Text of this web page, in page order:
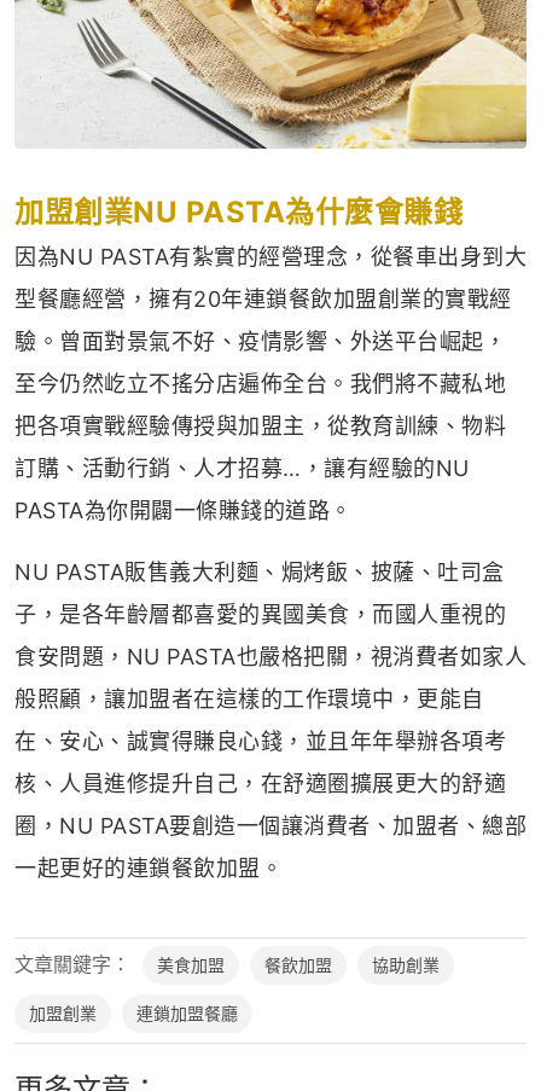
加盟創業NU PASTA為什麼會賺錢
因為NU PASTA有紮實的經營理念，從餐車出身到大
型餐廳經營，擁有20年連鎖餐飲加盟創業的實戰經
驗。曾面對景氣不好、疫情影響、外送平台崛起，
至今仍然屹立不搖分店遍佈全台。我們將不藏私地
把各項實戰經驗傳授與加盟主，從教育訓練、物料
訂購、活動行銷、人才招募…，讓有經驗的NU
PASTA為你開闢一條賺錢的道路。
NU PASTA販售義大利麵、焗烤飯、披薩、吐司盒
子，是各年齡層都喜愛的異國美食，而國人重視的
食安問題，NU PASTA也嚴格把關，視消費者如家人
般照顧，讓加盟者在這樣的工作環境中，更能自
在、安心、誠實得賺良心錢，並且年年舉辦各項考
核、人員進修提升自己，在舒適圈擴展更大的舒適
圈，NU PASTA要創造一個讓消費者、加盟者、總部
一起更好的連鎖餐飲加盟。
文章關鍵字： 美食加盟 餐飲加盟 協助創業
加盟創業 連鎖加盟餐廳